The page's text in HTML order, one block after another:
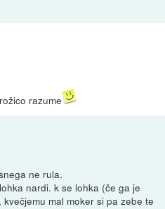
razume
ne rula.
nardi. k se lohka (če ga je
mal moker si pa zebe te